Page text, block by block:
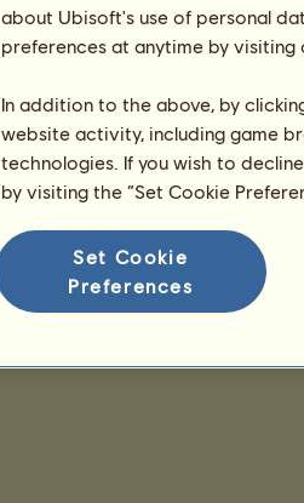
about Ubisoft's use of personal
preferences at anytime by
In addition to the above, by
website activity, including game
technologies. If you wish to
by visiting the “Set Cookie
Set Cookie
Preferences